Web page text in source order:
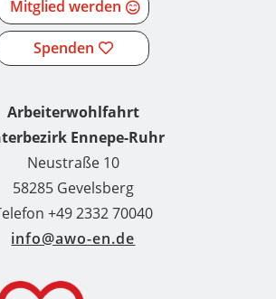
Mitglied werden
Spenden
Arbeiterwohlfahrt
Ennepe-Ruhr
Neustraße 10
58285 Gevelsberg
+49 2332 70040
info@awo-en.de